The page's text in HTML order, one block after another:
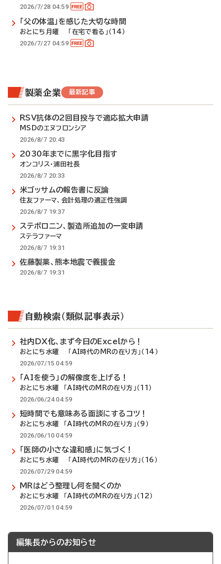
2026/7/28 04:59
「父の体温」を感じた大切な時間
おとにち月曜 「在宅で看る」（14）
2026/7/27 04:59
製薬企業 最新記事
RSV抗体の2回目投与で適応拡大申請
MSDのエヌフロンシア
2026/8/7 20:43
2030年までに黒字化目指す
オンコリス・浦田社長
2026/8/7 20:33
米ゴッサムの報告書に反論
住友ファーマ、会計処理の適正性強調
2026/8/7 19:37
ステボロニン、製造所追加の一変申請
ステラファーマ
2026/8/7 19:31
佐藤製薬、熊本地震で義援金
2026/8/7 19:31
自動検索（類似記事表示）
社内DX化、まず今日のExcelから！
おとにち水曜 「AI時代のMRの在り方」（14）
2026/07/15 04:59
「AIを使う」の解像度を上げる！
おとにち水曜 「AI時代のMRの在り方」（11）
2026/06/24 04:59
短時間でも意味ある面談にするコツ！
おとにち水曜 「AI時代のMRの在り方」（9）
2026/06/10 04:59
「医師の小さな違和感」に気づく！
おとにち水曜 「AI時代のMRの在り方」（16）
2026/07/29 04:59
MRはどう整理し何を聞くのか
おとにち水曜 「AI時代のMRの在り方」（12）
2026/07/01 04:59
編集長からのお知らせ